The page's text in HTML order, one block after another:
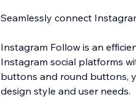
Seamlessly connect
Instagram Follow is an
Instagram social platforms
buttons and round buttons,
design style and user needs.